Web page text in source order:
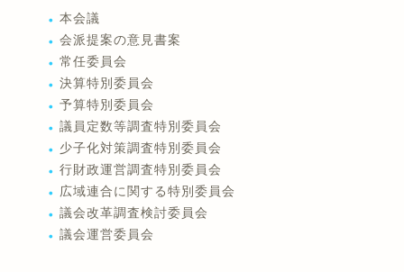
本会議
会派提案の意見書案
常任委員会
決算特別委員会
予算特別委員会
議員定数等調査特別委員会
少子化対策調査特別委員会
行財政運営調査特別委員会
広域連合に関する特別委員会
議会改革調査検討委員会
議会運営委員会